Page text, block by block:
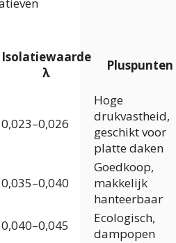
Isolatiewaarde
λ
Pluspunten
0,023–0,026
Hoge
drukvastheid,
geschikt voor
platte daken
0,035–0,040
Goedkoop,
makkelijk
hanteerbaar
0,040–0,045
Ecologisch,
dampopen